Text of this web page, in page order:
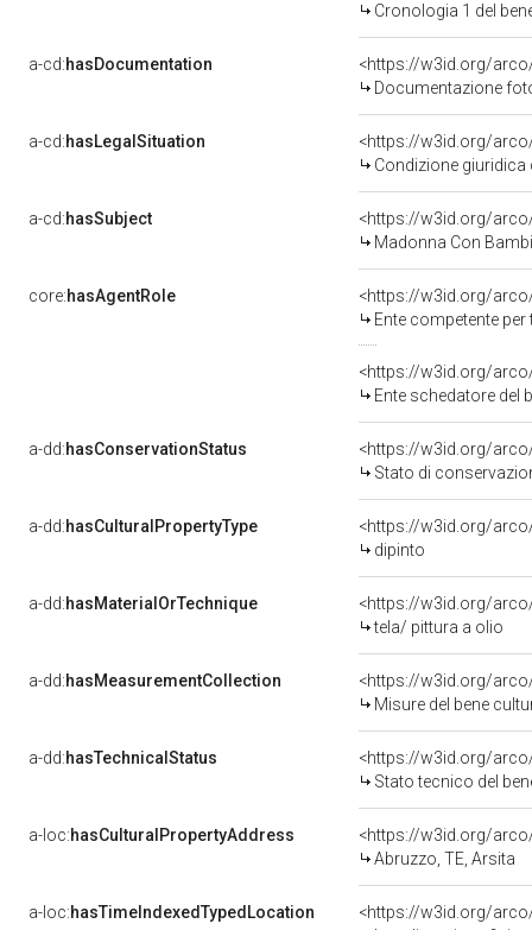
Cronologia 1 del
a-cd:hasDocumentation
Documentazione
a-cd:hasLegalSituation
Condizione giuridica
a-cd:hasSubject
<https://w3id.org/
Madonna Con
core:hasAgentRole
<https://w3id.org/
Ente competente per
<https://w3id.org/
Ente schedatore del
a-dd:hasConservationStatus
<https://w3id.org/
Stato di
a-dd:hasCulturalPropertyType
<https://w3id.org/
dipinto
a-dd:hasMaterialOrTechnique
<https://w3id.org/
tela/ pittura a olio
a-dd:hasMeasurementCollection
<https://w3id.org/
Misure del bene
a-dd:hasTechnicalStatus
<https://w3id.org/
Stato tecnico del
a-loc:hasCulturalPropertyAddress
<https://w3id.org/
Abruzzo, TE, Arsita
a-loc:hasTimeIndexedTypedLocation
<https://w3id.org/